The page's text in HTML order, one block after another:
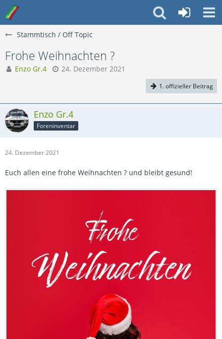
Stammtisch / Off Topic
Frohe Weihnachten ?
Enzo Gr.4 24. Dezember 2021
1. offizieller Beitrag
Enzo Gr.4
Foreninventar
24. Dezember 2021
Euch allen eine frohe Weihnachten ? und bleibt gesund!